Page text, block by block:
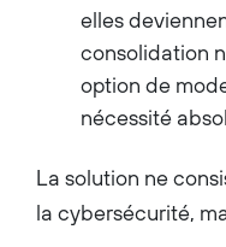
elles
consolidation
option de
nécessité
La solution ne
la cybersécurité,